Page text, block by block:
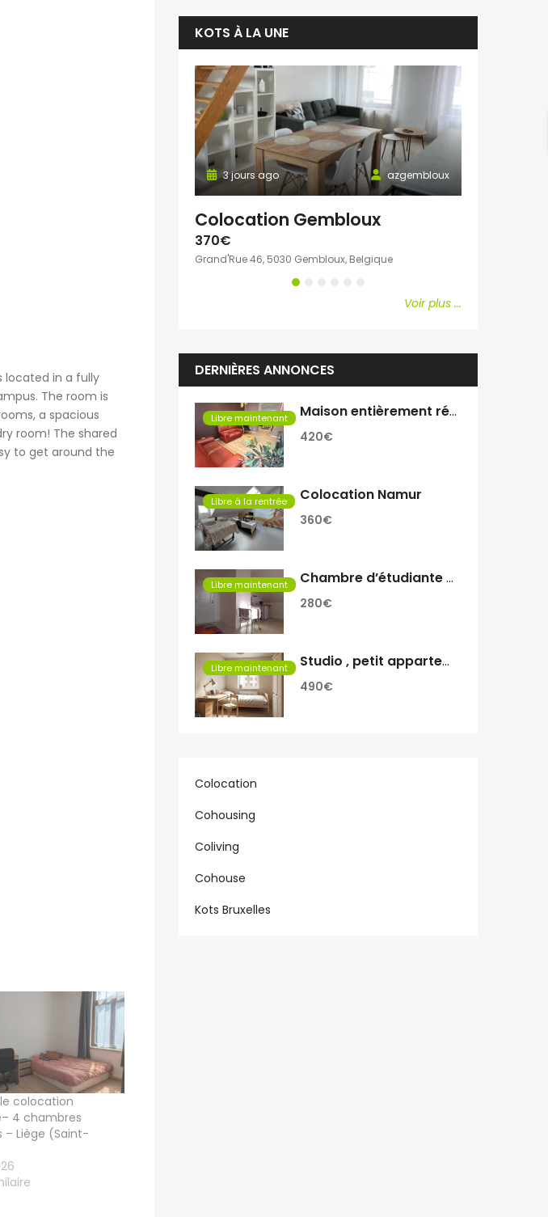
located in a fully
The room is
a spacious
room! The shared
to get around the
colocation
4 chambres
– Liège (Saint-
KOTS À LA UNE
azgembloux
3 jours ago
Colocation Gembloux
370€
Grand'Rue 46, 5030 Gembloux, Belgique
Voir plus ...
DERNIÈRES ANNONCES
Libre maintenant Maison entièrement rénovée
420€
Libre à la rentrée Colocation Namur
360€
Libre maintenant Chambre d’étudiante a louer
280€
Libre maintenant Studio , petit appartement
490€
Colocation
Cohousing
Coliving
Cohouse
Kots Bruxelles